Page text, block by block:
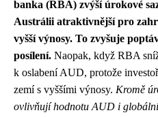
banka (RBA) zvýší úrokové
Austrálii atraktivnější pro
vyšší výnosy. To zvyšuje
posílení. Naopak, když RBA
k oslabení AUD, protože
zemí s vyššími výnosy. Kromě
ovlivňují hodnotu AUD i